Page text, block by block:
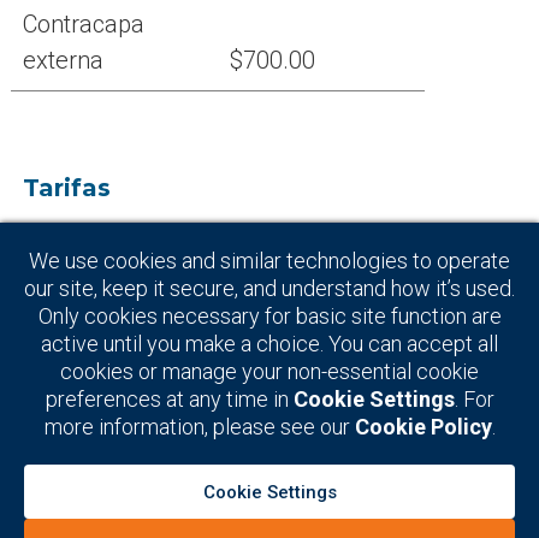
Contracapa
externa
$700.00
Tarifas
Criação de arte $125.00
Cookie Settings
We use cookies and similar technologies to operate
our site, keep it secure, and understand how it’s used.
Only cookies necessary for basic site function are
active until you make a choice. You can accept all
cookies or manage your non-essential cookie
preferences at any time in Cookie Settings. For
more information, please see our Cookie Policy.